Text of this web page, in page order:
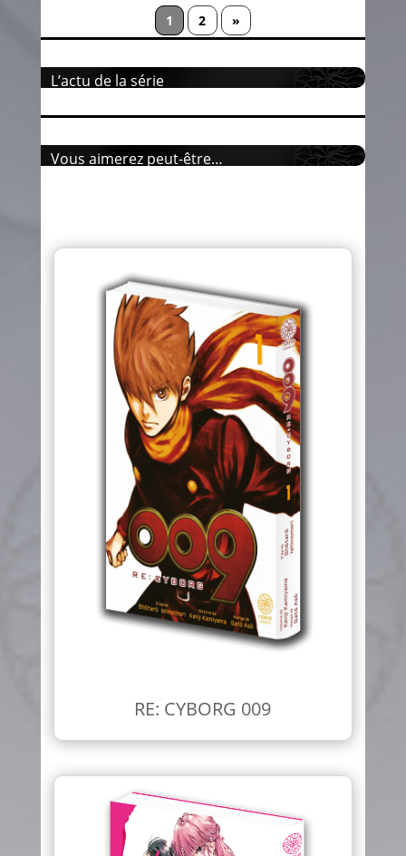
1 2 »
L’actu de la série
Vous aimerez peut-être…
RE: CYBORG 009